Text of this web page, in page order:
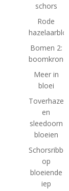
schors
Rode
Bomen 2:
Meer in
bloei
en
sleedoorn
bloeien
op
bloeiende
iep